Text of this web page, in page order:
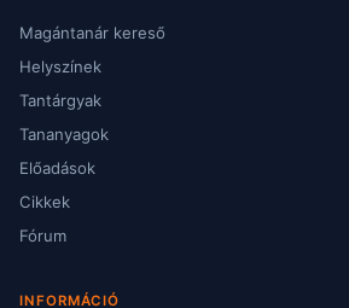
Magántanár kereső
Helyszínek
Tantárgyak
Tananyagok
Előadások
Cikkek
Fórum
INFORMÁCIÓ